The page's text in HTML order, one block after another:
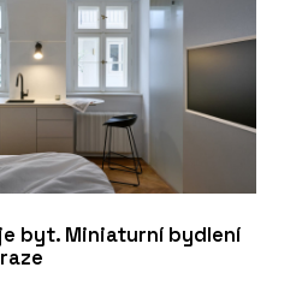
byt. Miniaturní bydlení